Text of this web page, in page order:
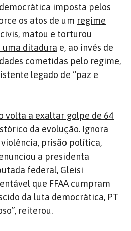
imposta pelos
os atos de um regime
matou e torturou
uma ditadura e, ao invés de
cometidas pelo regime,
legado de “paz e
volta a exaltar golpe de 64
da evolução. Ignora
prisão política,
a presidenta
federal, Gleisi
que FFAA cumpram
da luta democrática, PT
reiterou.